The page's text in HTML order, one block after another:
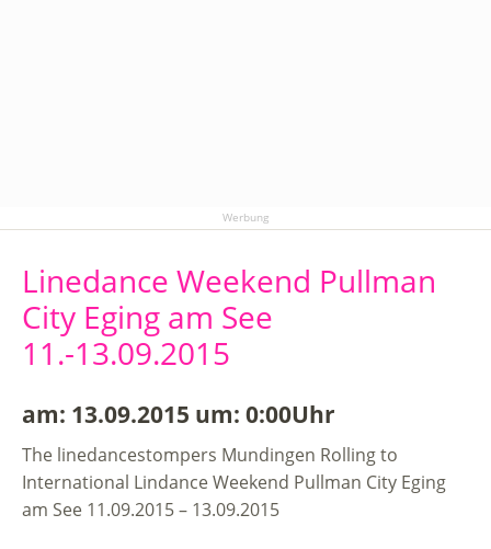
Werbung
Linedance Weekend Pullman
City Eging am See
11.-13.09.2015
am: 13.09.2015 um: 0:00Uhr
The linedancestompers Mundingen Rolling to
International Lindance Weekend Pullman City Eging
am See 11.09.2015 – 13.09.2015